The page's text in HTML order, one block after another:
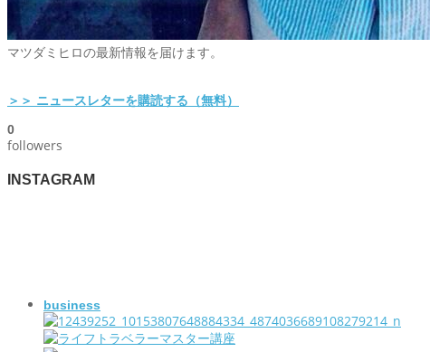
マツダミヒロの最新情報を届けます。
＞＞ ニュースレターを購読する（無料）
0
followers
INSTAGRAM
business